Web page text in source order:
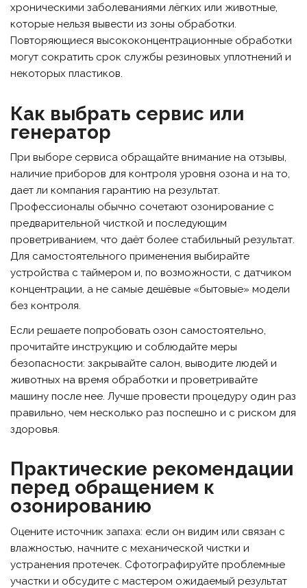
хроническими заболеваниями лёгких или животные,
которые нельзя вывести из зоны обработки.
Повторяющиеся высококонцентрационные обработки
могут сократить срок службы резиновых уплотнений и
некоторых пластиков.
Как выбрать сервис или
генератор
При выборе сервиса обращайте внимание на отзывы,
наличие приборов для контроля уровня озона и на то,
дает ли компания гарантию на результат.
Профессионалы обычно сочетают озонирование с
предварительной чисткой и последующим
проветриванием, что даёт более стабильный результат.
Для самостоятельного применения выбирайте
устройства с таймером и, по возможности, с датчиком
концентрации, а не самые дешёвые «бытовые» модели
без контроля.
Если решаете попробовать озон самостоятельно,
прочитайте инструкцию и соблюдайте меры
безопасности: закрывайте салон, выводите людей и
животных на время обработки и проветривайте
машину после нее. Лучше провести процедуру один раз
правильно, чем несколько раз поспешно и с риском для
здоровья.
Практические рекомендации
перед обращением к
озонированию
Оцените источник запаха: если он видим или связан с
влажностью, начните с механической чистки и
устранения протечек. Сфотографируйте проблемные
участки и обсудите с мастером ожидаемый результат